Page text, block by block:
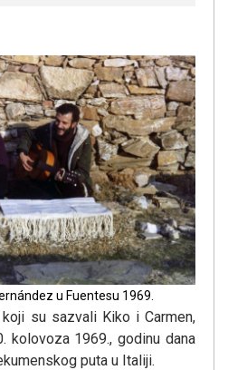
u Fuentesu 1969.
su sazvali Kiko i Carmen,
kolovoza 1969., godinu dana
puta u Italiji.